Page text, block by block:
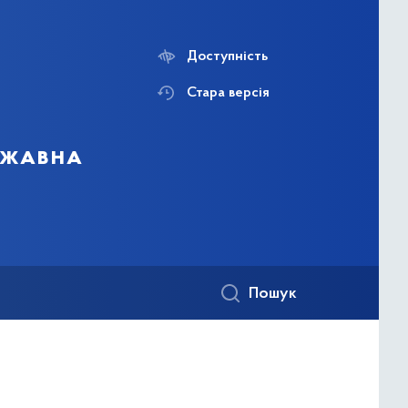
Доступність
Стара версія
Пошук